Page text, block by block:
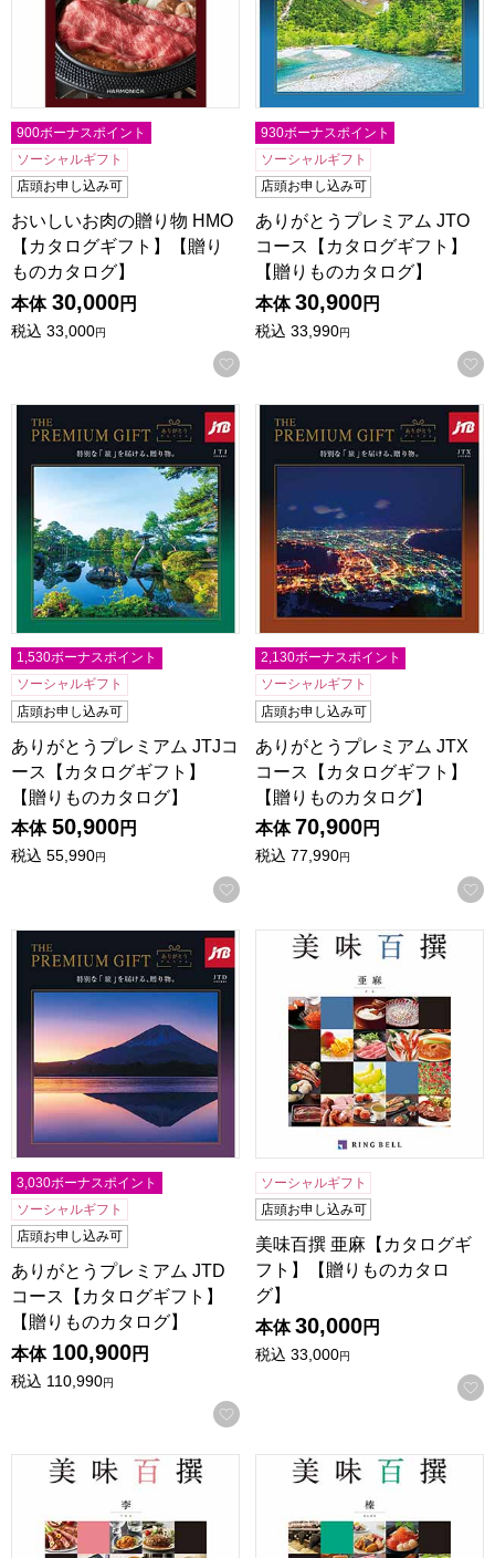
900ボーナスポイント
ソーシャルギフト
店頭お申し込み可
おいしいお肉の贈り物 HMO
【カタログギフト】【贈り
ものカタログ】
本体 30,000円
税込 33,000円
お気に入りに登録する
930ボーナスポイント
ソーシャルギフト
店頭お申し込み可
ありがとうプレミアム JTO
コース【カタログギフト】
【贈りものカタログ】
本体 30,900円
税込 33,990円
ありがとうプレミアム JTJコース【カタログギフト】【贈り
1,530ボーナスポイント
ソーシャルギフト
店頭お申し込み可
ありがとうプレミアム JTJコ
ース【カタログギフト】
【贈りものカタログ】
本体 50,900円
税込 55,990円
お気に入りに登録する
ありがとうプレミアム JTX
2,130ボーナスポイント
ソーシャルギフト
店頭お申し込み可
ありがとうプレミアム JTX
コース【カタログギフト】
【贈りものカタログ】
本体 70,900円
税込 77,990円
ありがとうプレミアム JTDコース【カタログギフト】【贈
3,030ボーナスポイント
ソーシャルギフト
店頭お申し込み可
ありがとうプレミアム JTD
コース【カタログギフト】
【贈りものカタログ】
本体 100,900円
税込 110,990円
お気に入りに登録する
美味百撰 亜麻【カタログギ
ソーシャルギフト
店頭お申し込み可
美味百撰 亜麻【カタログギ
フト】【贈りものカタロ
グ】
本体 30,000円
税込 33,000円
美味百撰 李【カタログギフト】【贈りものカタログ】
美味百撰 榛【カタログギフ